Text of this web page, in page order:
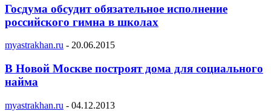
Госдума обсудит обязательное исполнение
российского гимна в школах
myastrakhan.ru - 20.06.2015
В Новой Москве построят дома для социального
найма
myastrakhan.ru - 04.12.2013